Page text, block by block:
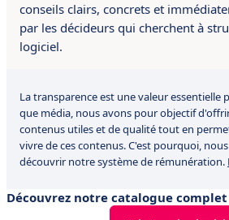
conseils clairs, concrets et
par les décideurs qui cherchent à
logiciel.
La transparence est une valeur essentielle
que média, nous avons pour objectif
contenus utiles et de qualité tout en
vivre de ces contenus. C'est pourquoi,
découvrir notre système de rémunération.
Découvrez notre catalogue